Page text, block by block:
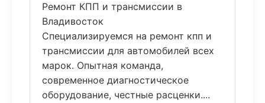
Ремонт КПП и трансмиссии в
Владивосток
Специализируемся на ремонт кпп и
трансмиссии для автомобилей всех
марок. Опытная команда,
современное диагностическое
оборудование, честные расценки....